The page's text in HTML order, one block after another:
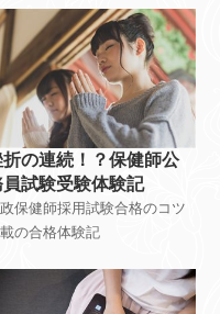
折の連続！？保健師公
員試験受験体験記
保健師採用試験合格のコツ
の合格体験記